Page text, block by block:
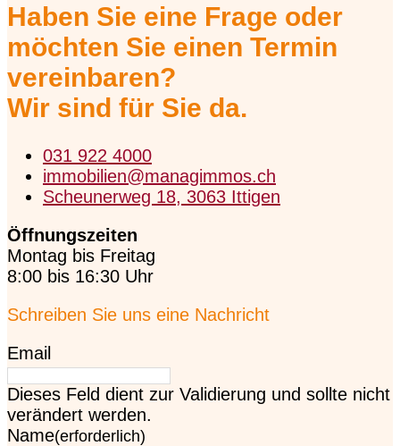
Haben Sie eine Frage oder
möchten Sie einen Termin
vereinbaren?
Wir sind für Sie da.
031 922 4000
immobilien@managimmos.ch
Scheunerweg 18, 3063 Ittigen
Öffnungszeiten
Montag bis Freitag
8:00 bis 16:30 Uhr
Schreiben Sie uns eine Nachricht
Email
Dieses Feld dient zur Validierung und sollte nicht
verändert werden.
Name(erforderlich)